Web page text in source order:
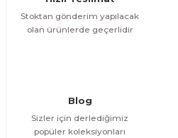
Bu ürüne benzer farklı
Stoktan gönderim yapılacak
olan ürünlerde geçerlidir
Blog
Sizler için derlediğimiz
popüler koleksiyonları